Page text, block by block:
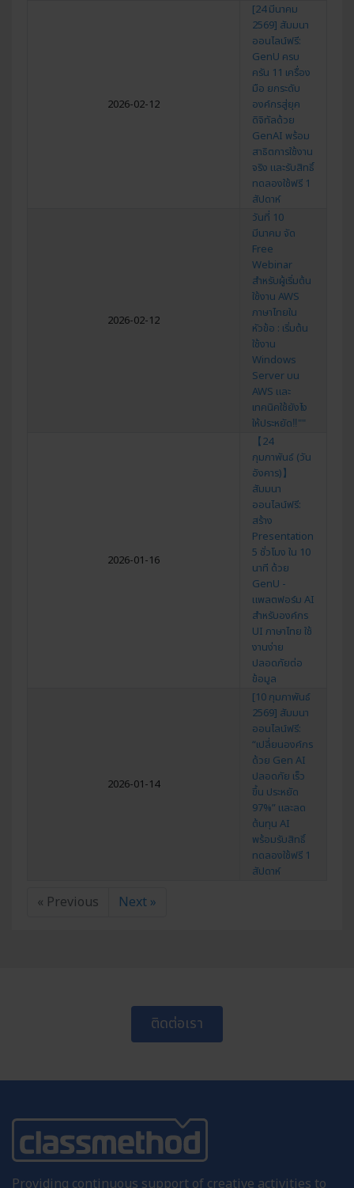
2026-02-12
[24 มีนาคม
2569] สัมมนา
ออนไลน์ฟรี:
GenU ครบ
ครัน 11 เครื่อง
มือ ยกระดับ
องค์กรสู่ยุค
ดิจิทัลด้วย
GenAI พร้อม
สาธิตการใช้งาน
จริง และรับสิทธิ์
ทดลองใช้ฟรี 1
สัปดาห์
2026-02-12
วันที่ 10
มีนาคม จัด
Free
Webinar
สำหรับผู้เริ่มต้น
ใช้งาน AWS
ภาษาไทยใน
หัวข้อ : เริ่มต้น
ใช้งาน
Windows
Server บน
AWS และ
เทคนิคใช้ยังไง
ให้ประหยัด‼""
2026-01-16
【24
กุมภาพันธ์ (วัน
อังคาร)】
สัมมนา
ออนไลน์ฟรี:
สร้าง
Presentation
5 ชั่วโมง ใน 10
นาที ด้วย
GenU -
แพลตฟอร์ม AI
สำหรับองค์กร
UI ภาษาไทย ใช้
งานง่าย
ปลอดภัยต่อ
ข้อมูล
2026-01-14
[10 กุมภาพันธ์
2569] สัมมนา
ออนไลน์ฟรี:
“เปลี่ยนองค์กร
ด้วย Gen AI
ปลอดภัย เร็ว
ขึ้น ประหยัด
97%” และลด
ต้นทุน AI
พร้อมรับสิทธิ์
ทดลองใช้ฟรี 1
สัปดาห์
« Previous Next »
ติดต่อเรา
Providing continuous support of creative activities to